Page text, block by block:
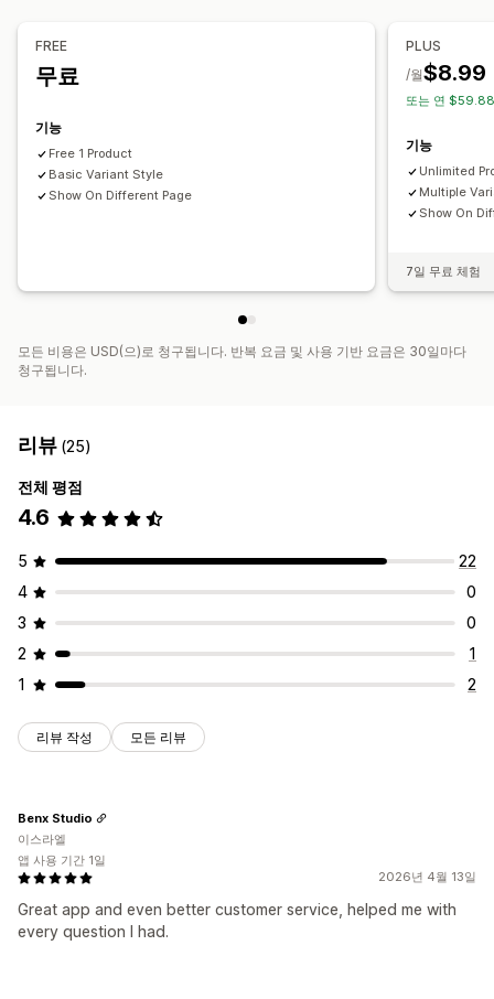
FREE
무료
기능
Free 1 Product
Basic Variant Style
Show On Different Page
PLUS
$8.99
/월
또는 연
기능
Unlimited
Multiple
Show On
7일 무료 체험
모든 비용은 USD(으)로 청구됩니다. 반복 요금 및 사용 기반 요금은 30일마다
청구됩니다.
리뷰 (25)
전체 평점
4.6
5
22
4
0
3
0
2
1
1
2
리뷰 작성 모든 리뷰
2026년 4월 13일
Great app and even better customer service, helped me with
every question I had.
Benx Studio
이스라엘
앱 사용 기간 1일